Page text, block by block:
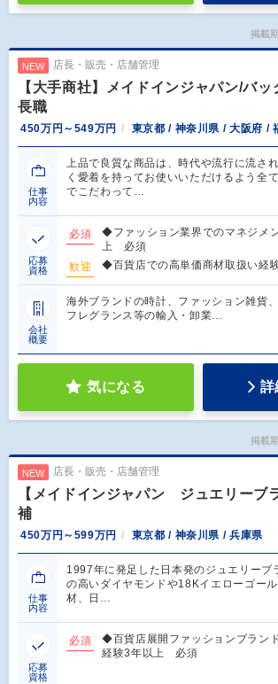
掲載
NEW 店長・販売・店舗管理
【大手商社】メイドインジャパン/バ
長職
450万円～549万円 東京都 / 神奈川県 / 大阪府 /
仕事
内容
上品で良質な商品は、時代や流行に流さ
く愛着を持ってお使いいただけるよう全
でこだわって…
応募
資格
必須
◆ファッション業界でのマネジメ
上 必須
歓迎
◆百貨店での高単価商材取扱い経
会社
概要
海外ブランドの時計、ファッション雑貨
フレグランス等の輸入・卸業…
気になる 詳
掲載
NEW 店長・販売・店舗管理
【メイドインジャパン ジュエリーブ
補
450万円～599万円 東京都 / 神奈川県 / 兵庫県
仕事
内容
1997年に発足した日本発のジュエリーブ
の高いダイヤモンドや18Kイエローゴー
材、日…
応募
資格
必須
◆百貨店展開ファッションブラン
経験3年以上 必須